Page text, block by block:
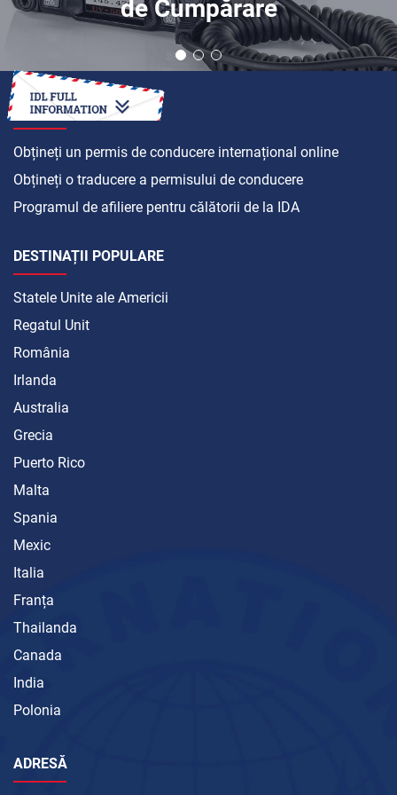
de Cumpărare
CUM SĂ
Obțineți un permis de conducere internațional online
Obțineți o traducere a permisului de conducere
Programul de afiliere pentru călătorii de la IDA
DESTINAȚII POPULARE
Statele Unite ale Americii
Regatul Unit
România
Irlanda
Australia
Grecia
Puerto Rico
Malta
Spania
Mexic
Italia
Franța
Thailanda
Canada
India
Polonia
ADRESĂ